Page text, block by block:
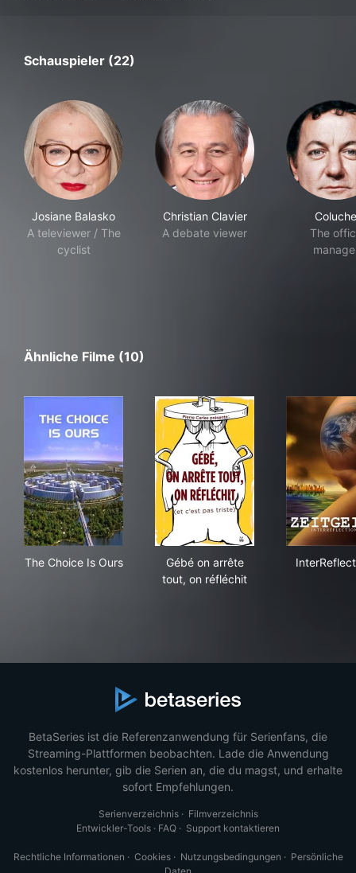
Schauspieler (22)
Josiane Balasko
A televiewer / The
cyclist
Christian Clavier
A debate viewer
Coluche
The
Ähnliche Filme (10)
The Choice Is Ours
Gébé on arrête
tout, on réfléchit
BetaSeries ist die Referenzanwendung für Serienfans, die
Streaming-Plattformen beobachten. Lade die Anwendung
kostenlos herunter, gib die Serien an, die du magst, und erhalte
sofort Empfehlungen.
Serienverzeichnis· Filmverzeichnis
Entwickler-Tools · FAQ · Support kontaktieren
Rechtliche Informationen · Cookies· Nutzungsbedingungen · Persönliche
Daten